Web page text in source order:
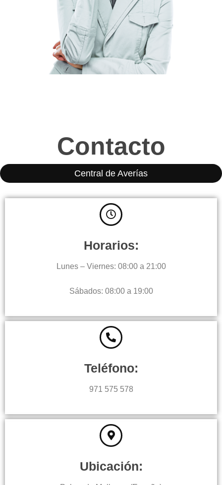
Contacto
Central de Averías
Horarios:
Lunes – Viernes: 08:00 a 21:00
Sábados: 08:00 a 19:00
Teléfono:
971 575 578
Ubicación: